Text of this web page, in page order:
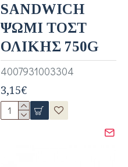
4007931003304
SANDWICH
ΨΩΜΙ ΤΟΣΤ
ΟΛΙΚΗΣ 750G
3,15€